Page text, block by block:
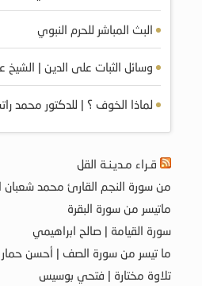
البث المباشر للحرم النبوي
وسائل الثبات على الدين | الشيخ
لماذا الخوف ؟ | للدكتور محمد
قـراء مـديـنـة القل
من سورة النجم القارئ محمد شعبان
ماتيسر من سورة البقرة
سورة القيامة | صالح ابراهيمي
ما تيسر من سورة الصف | أحسن حمار
تلاوة مختارة | فتحي بوسيس